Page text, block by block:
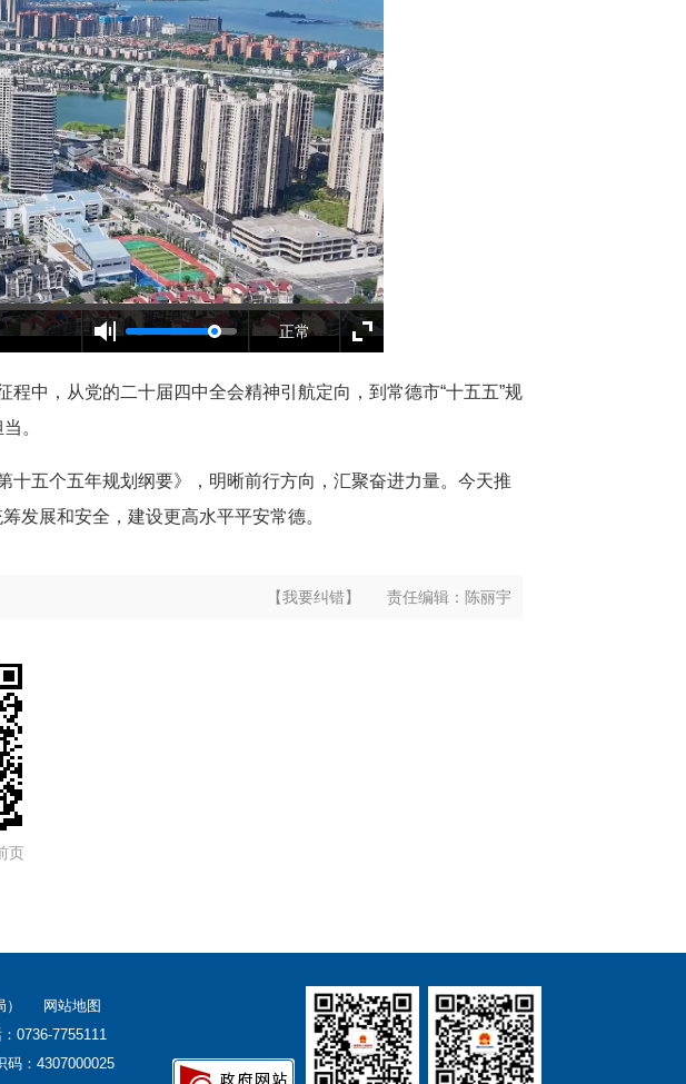
正常
程中，从党的二十届四中全会精神引航定向，到常德市“十五五”规
。
五个五年规划纲要》，明晰前行方向，汇聚奋进力量。今天推
发展和安全，建设更高水平平安常德。
【我要纠错】 责任编辑： 陈丽宇
页
局）
网站地图
0736-7755111
：4307000025